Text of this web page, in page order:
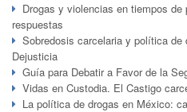
Drogas y violencias en tiempos
respuestas
Sobredosis carcelaria y política de
Dejusticia
Guía para Debatir a Favor de la
Vidas en Custodia. El Castigo
La política de drogas en México: